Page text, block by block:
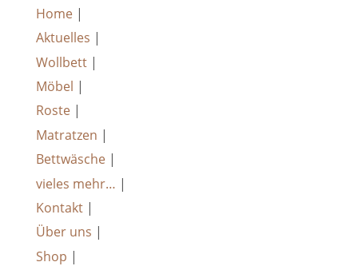
Home |
Aktuelles |
Wollbett |
Möbel |
Roste |
Matratzen |
Bettwäsche |
vieles mehr… |
Kontakt |
Über uns |
Shop |